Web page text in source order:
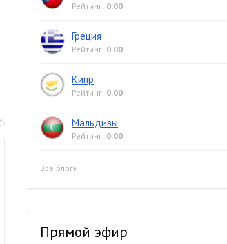
Рейтинг: 0.00
Греция
Рейтинг: 0.00
Кипр
Рейтинг: 0.00
Мальдивы
Рейтинг: 0.00
Все блоги
Прямой эфир